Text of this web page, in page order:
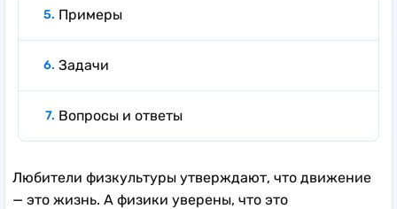
Примеры
Задачи
Вопросы и ответы
Любители физкультуры утверждают, что движение
— это жизнь. А физики уверены, что это